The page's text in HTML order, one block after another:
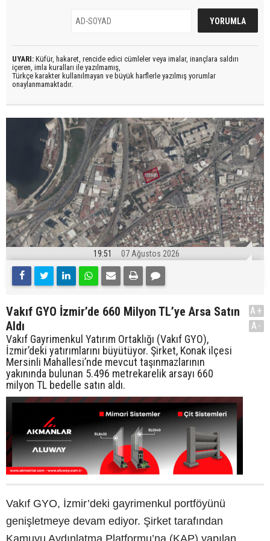
UYARI: Küfür, hakaret, rencide edici cümleler veya imalar, inançlara saldırı
içeren, imla kuralları ile yazılmamış,
Türkçe karakter kullanılmayan ve büyük harflerle yazılmış yorumlar
onaylanmamaktadır.
19:51 07 Ağustos 2026
Vakıf GYO İzmir’de 660 Milyon TL’ye Arsa Satın
Aldı
Vakıf Gayrimenkul Yatırım Ortaklığı (Vakıf GYO),
İzmir’deki yatırımlarını büyütüyor. Şirket, Konak ilçesi
Mersinli Mahallesi’nde mevcut taşınmazlarının
yakınında bulunan 5.496 metrekarelik arsayı 660
milyon TL bedelle satın aldı.
A+
A-
Vakıf GYO, İzmir’deki gayrimenkul portföyünü
genişletmeye devam ediyor. Şirket tarafından